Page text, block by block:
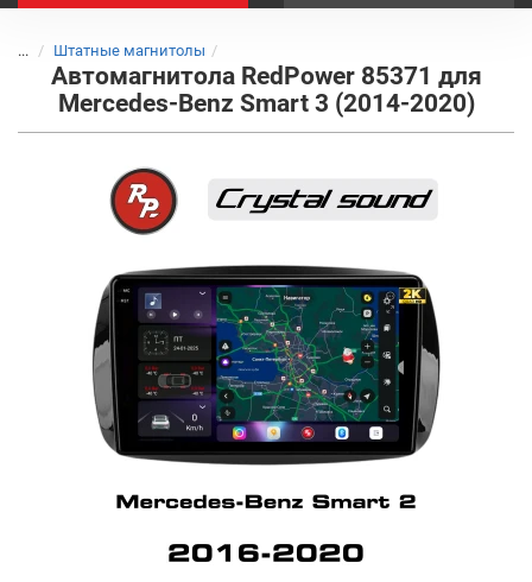
... Штатные магнитолы
Автомагнитола RedPower 85371 для
Mercedes-Benz Smart 3 (2014-2020)